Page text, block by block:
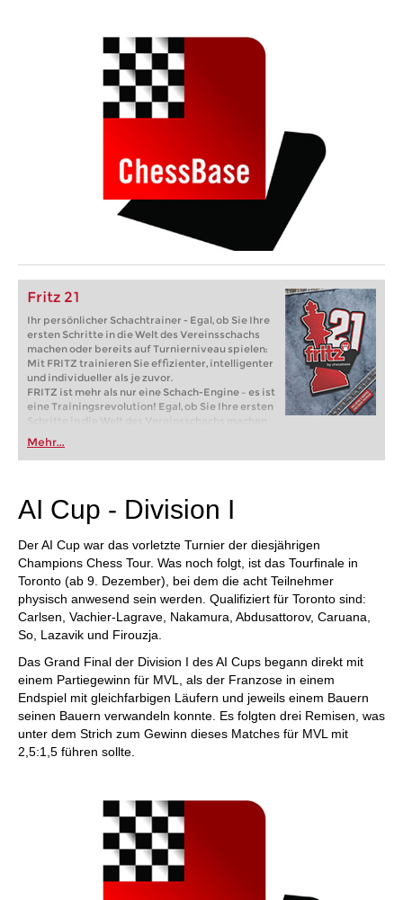
Fritz 21
Ihr persönlicher Schachtrainer - Egal, ob Sie Ihre
ersten Schritte in die Welt des Vereinsschachs
machen oder bereits auf Turnierniveau spielen:
Mit FRITZ trainieren Sie effizienter, intelligenter
und individueller als je zuvor.
FRITZ ist mehr als nur eine Schach-Engine – es ist
eine Trainingsrevolution! Egal, ob Sie Ihre ersten
Schritte in die Welt des Vereinsschachs machen
oder bereits auf Turnierniveau spielen: Mit
FRITZ trainieren Sie effizienter, intelligenter und
individueller als je zuvor.
Mehr...
AI Cup - Division I
Der AI Cup war das vorletzte Turnier der diesjährigen
Champions Chess Tour. Was noch folgt, ist das Tourfinale in
Toronto (ab 9. Dezember), bei dem die acht Teilnehmer
physisch anwesend sein werden. Qualifiziert für Toronto sind:
Carlsen, Vachier-Lagrave, Nakamura, Abdusattorov, Caruana,
So, Lazavik und Firouzja.
Das Grand Final der Division I des AI Cups begann direkt mit
einem Partiegewinn für MVL, als der Franzose in einem
Endspiel mit gleichfarbigen Läufern und jeweils einem Bauern
seinen Bauern verwandeln konnte. Es folgten drei Remisen, was
unter dem Strich zum Gewinn dieses Matches für MVL mit
2,5:1,5 führen sollte.